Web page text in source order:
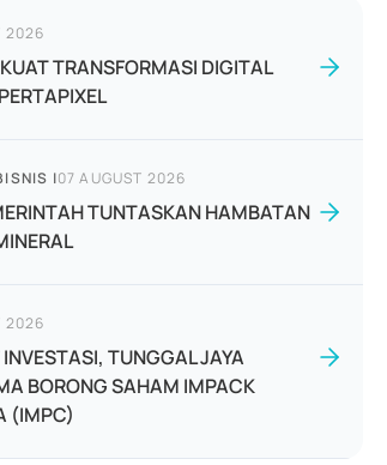
2026
TRANSFORMASI DIGITAL
|07 AUGUST 2026
TUNTASKAN HAMBATAN
2026
TUNGGAL JAYA
BORONG SAHAM IMPACK
(IMPC)